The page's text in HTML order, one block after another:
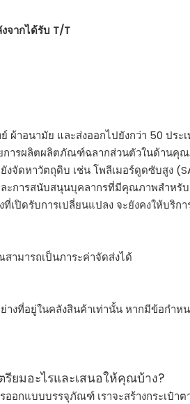
จากได้รับ T/T
ผ้าอนามัย และส่งออกไปยังกว่า 50 ประ
ยการผลิตผลิตภัณฑ์ฉลากส่วนตัวในด้าน
จัดหาวัตถุดิบ เช่น โพลีเมอร์ดูดซับสูง
ะการสนับสนุนบุคลากรที่มีคุณภาพสำหรับ
ปิดรับการเปลี่ยนแปลง จะยังคงให้บริ
สามารถเป็นภาระค่าจัดส่งได้
างที่อยู่ในคลังสินค้าเท่านั้น หากมีข้อกำ
ยมอะไรและเสนอให้คุณบ้าง?
กแบบบรรจุภัณฑ์ เราจะสร้างกระเป๋า